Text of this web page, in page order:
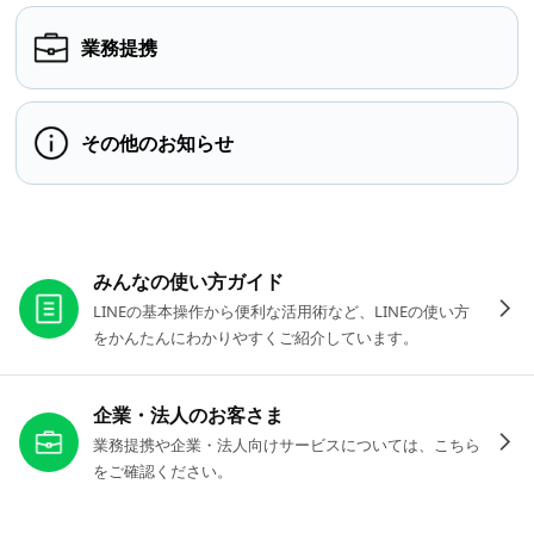
業務提携
その他のお知らせ
みんなの使い方ガイド
LINEの基本操作から便利な活用術など、LINEの使い方
をかんたんにわかりやすくご紹介しています。
企業・法人のお客さま
業務提携や企業・法人向けサービスについては、こちら
をご確認ください。